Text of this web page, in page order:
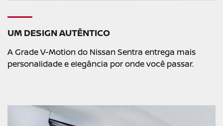
UM DESIGN AUTÊNTICO
A Grade V-Motion do Nissan Sentra entrega mais
personalidade e elegância por onde você passar.